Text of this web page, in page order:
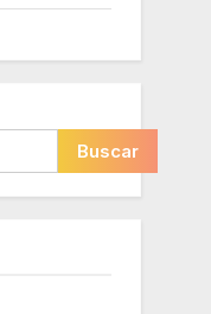
Buscar